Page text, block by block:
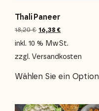
Thali Paneer
18,20€ 16,38 €
inkl. 10 % MwSt.
zzgl. Versandkosten
Wählen Sie ein Option